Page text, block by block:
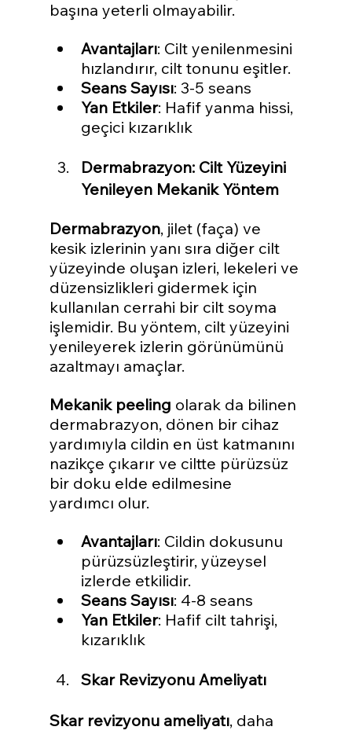
başına yeterli olmayabilir.
Avantajları: Cilt yenilenmesini
hızlandırır, cilt tonunu eşitler.
Seans Sayısı: 3-5 seans
Yan Etkiler: Hafif yanma hissi,
geçici kızarıklık
Dermabrazyon: Cilt Yüzeyini
Yenileyen Mekanik Yöntem
Dermabrazyon, jilet (faça) ve
kesik izlerinin yanı sıra diğer cilt
yüzeyinde oluşan izleri, lekeleri ve
düzensizlikleri gidermek için
kullanılan cerrahi bir cilt soyma
işlemidir. Bu yöntem, cilt yüzeyini
yenileyerek izlerin görünümünü
azaltmayı amaçlar.
Mekanik peeling olarak da bilinen
dermabrazyon, dönen bir cihaz
yardımıyla cildin en üst katmanını
nazikçe çıkarır ve ciltte pürüzsüz
bir doku elde edilmesine
yardımcı olur.
Avantajları: Cildin dokusunu
pürüzsüzleştirir, yüzeysel
izlerde etkilidir.
Seans Sayısı: 4-8 seans
Yan Etkiler: Hafif cilt tahrişi,
kızarıklık
Skar Revizyonu Ameliyatı
Skar revizyonu ameliyatı, daha